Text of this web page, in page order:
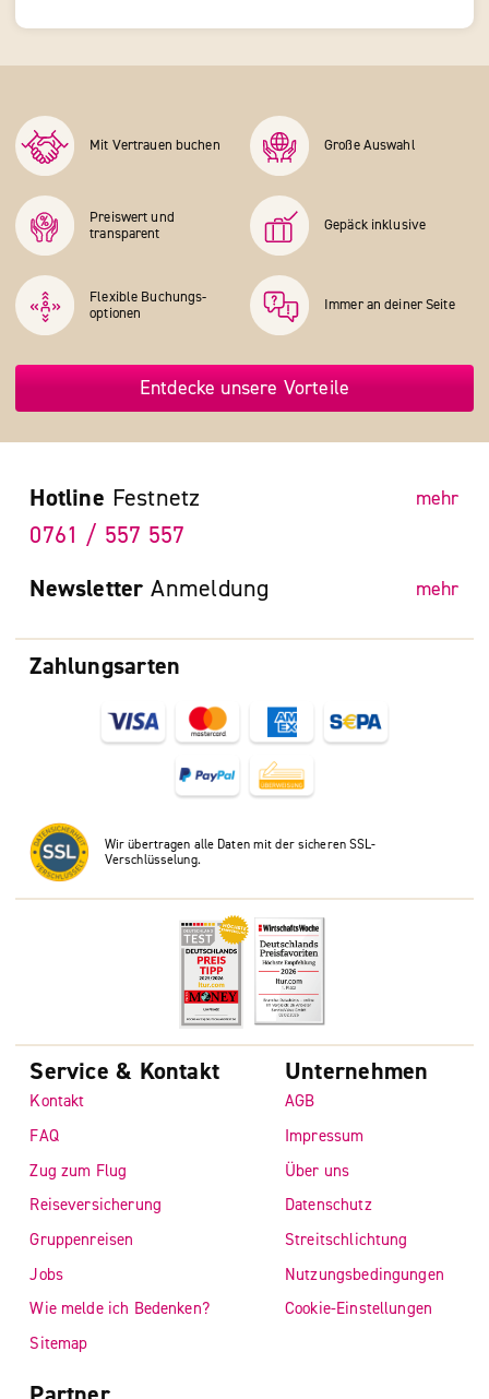
Mit Vertrauen buchen Große Auswahl
Preiswert und
transparent
Gepäck inklusive
Flexible Buchungs­
optionen
Immer an deiner Seite
Entdecke unsere Vorteile
Zahlungsarten
Wir übertragen alle Daten mit der sicheren SSL-
Verschlüsselung.
Hotline Festnetz mehr
0761 / 557 557
Newsletter Anmeldung mehr
Service & Kontakt
Kontakt
FAQ
Zug zum Flug
Reiseversicherung
Gruppenreisen
Jobs
Wie melde ich Bedenken?
Sitemap
Unternehmen
AGB
Impressum
Über uns
Datenschutz
Streitschlichtung
Nutzungsbedingungen
Cookie-Einstellungen